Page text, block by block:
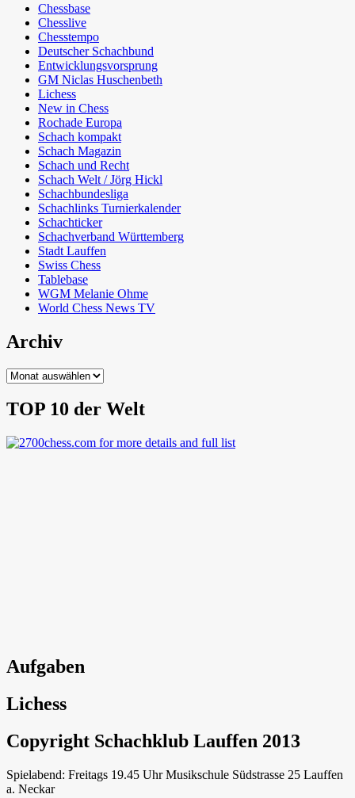
Chessbase
Chesslive
Chesstempo
Deutscher Schachbund
Entwicklungsvorsprung
GM Niclas Huschenbeth
Lichess
New in Chess
Rochade Europa
Schach kompakt
Schach Magazin
Schach und Recht
Schach Welt / Jörg Hickl
Schachbundesliga
Schachlinks Turnierkalender
Schachticker
Schachverband Württemberg
Stadt Lauffen
Swiss Chess
Tablebase
WGM Melanie Ohme
World Chess News TV
Archiv
Archiv
TOP 10 der Welt
Aufgaben
Lichess
Copyright Schachklub Lauffen 2013
Spielabend: Freitags 19.45 Uhr Musikschule Südstrasse 25 Lauffen
a. Neckar